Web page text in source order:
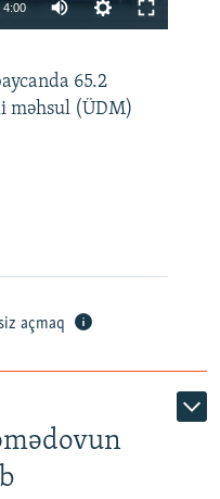
480p
4:00
360p
480p
65.2
məhsul (ÜDM)
açmaq